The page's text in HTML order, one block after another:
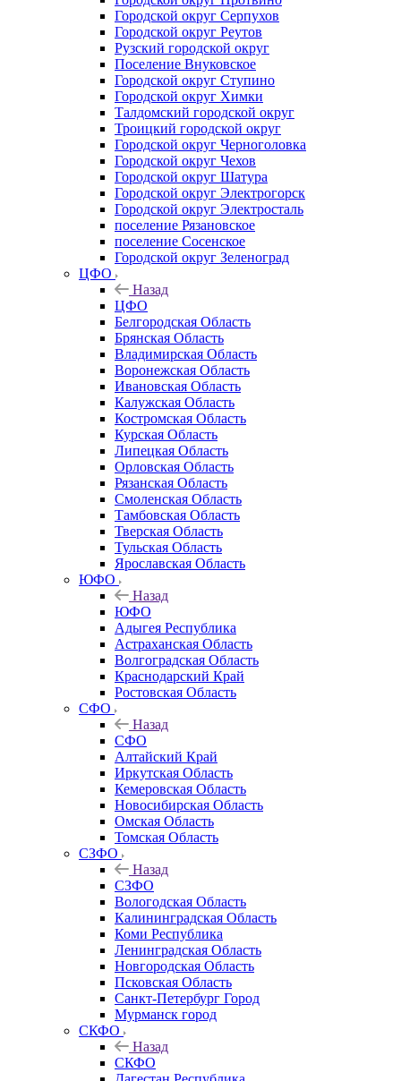
Городской округ Серпухов
Городской округ Реутов
Рузский городской округ
Поселение Внуковское
Городской округ Ступино
Городской округ Химки
Талдомский городской округ
Троицкий городской округ
Городской округ Черноголовка
Городской округ Чехов
Городской округ Шатура
Городской округ Электрогорск
Городской округ Электросталь
поселение Рязановское
поселение Сосенское
Городской округ Зеленоград
ЦФО
Назад
ЦФО
Белгородская Область
Брянская Область
Владимирская Область
Воронежская Область
Ивановская Область
Калужская Область
Костромская Область
Курская Область
Липецкая Область
Орловская Область
Рязанская Область
Смоленская Область
Тамбовская Область
Тверская Область
Тульская Область
Ярославская Область
ЮФО
Назад
ЮФО
Адыгея Республика
Астраханская Область
Волгоградская Область
Краснодарский Край
Ростовская Область
СФО
Назад
СФО
Алтайский Край
Иркутская Область
Кемеровская Область
Новосибирская Область
Омская Область
Томская Область
СЗФО
Назад
СЗФО
Вологодская Область
Калининградская Область
Коми Республика
Ленинградская Область
Новгородская Область
Псковская Область
Санкт-Петербург Город
Мурманск город
СКФО
Назад
СКФО